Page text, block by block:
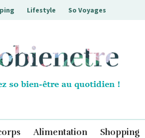
Lifestyle So Voyages
Alimentation Shopping